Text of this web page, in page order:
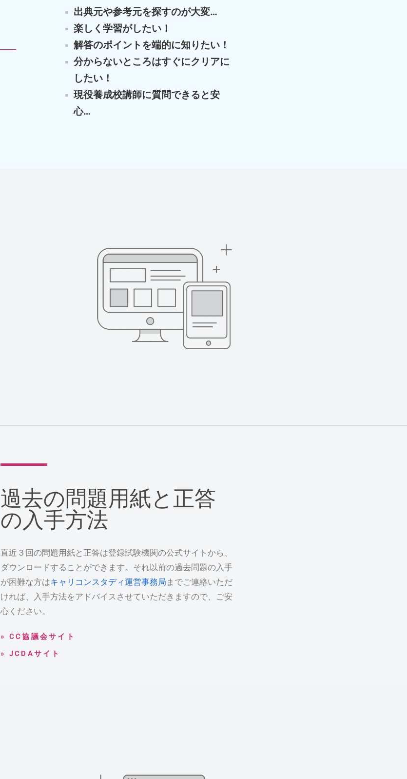
出典元や参考元を探すのが大変…
楽しく学習がしたい！
解答のポイントを端的に知りたい！
分からないところはすぐにクリアに
したい！
現役養成校講師に質問できると安
心…
過去の問題用紙と正答
の入手方法
直近３回の問題用紙と正答は登録試験機関の公式サイトから、
ダウンロードすることができます。それ以前の過去問題の入手
が困難な方はキャリコンスタディ運営事務局 までご連絡いただ
ければ、入手方法をアドバイスさせていただきますので、ご安
心ください。
» CC協議会サイト
» JCDAサイト